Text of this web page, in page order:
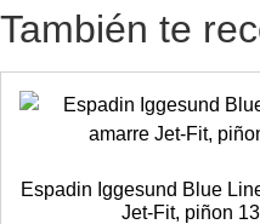
También te
Espadin Iggesund Blue
Jet-Fit, piñon